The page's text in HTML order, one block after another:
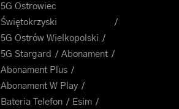
5G Ostrowiec
Świętokrzyski
5G Ostrów Wielkopolski
5G Stargard
Abonament
Abonament Plus
Abonament W Play
Bateria Telefon
Esim